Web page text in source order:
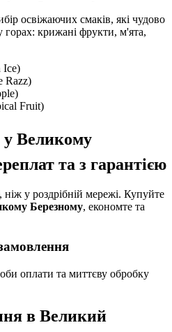
освіжаючих смаків, які чудово
крижані фрукти, м'ята,
Ice)
Razz)
Fruit)
Великому
та з гарантією
у роздрібній мережі. Купуйте
Березному, економте та
оплати та миттєву обробку
в Великий